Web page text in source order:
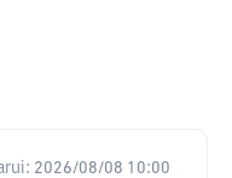
2026/08/08 10:00